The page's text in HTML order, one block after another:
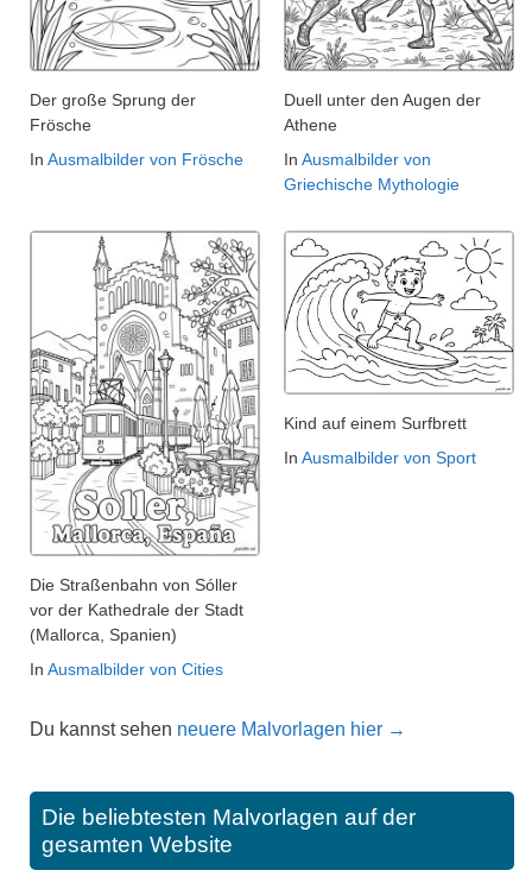
Der große Sprung der
Frösche
In Ausmalbilder von Frösche
Duell unter den Augen der
Athene
In Ausmalbilder von
Griechische Mythologie
Die Straßenbahn von Sóller
vor der Kathedrale der Stadt
(Mallorca, Spanien)
In Ausmalbilder von Cities
Kind auf einem Surfbrett
In Ausmalbilder von Sport
Du kannst sehen neuere Malvorlagen hier →
Die beliebtesten Malvorlagen auf der
gesamten Website